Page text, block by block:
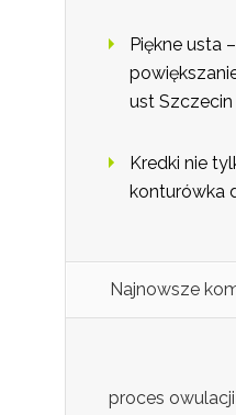
Piękne usta
ust Szczecin
Kredki nie
konturówka
Najnowsze
proces owulacji